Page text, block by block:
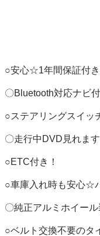
○安心☆1年間保証付
〇Bluetooth対応ナビ付
○ステアリングスイッ
〇走行中DVD見れます
○ETC付き！
○車庫入れ時も安心☆
〇純正アルミホイール
○ベルト交換不要のタ